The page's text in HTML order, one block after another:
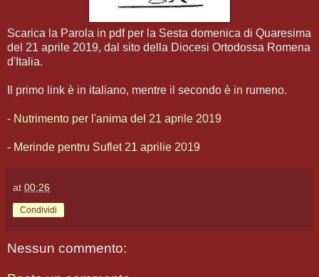
Scarica la Parola in pdf per la Sesta domenica di Quaresima
del 21 aprile 2019, dal sito della Diocesi Ortodossa Romena
d'Italia.
Il primo link è in italiano, mentre il secondo è in rumeno.
- Nutrimento per l'anima del 21 aprile 2019
- Merinde pentru Suflet 21 aprilie 2019
at 00:26
Condividi
Nessun commento: